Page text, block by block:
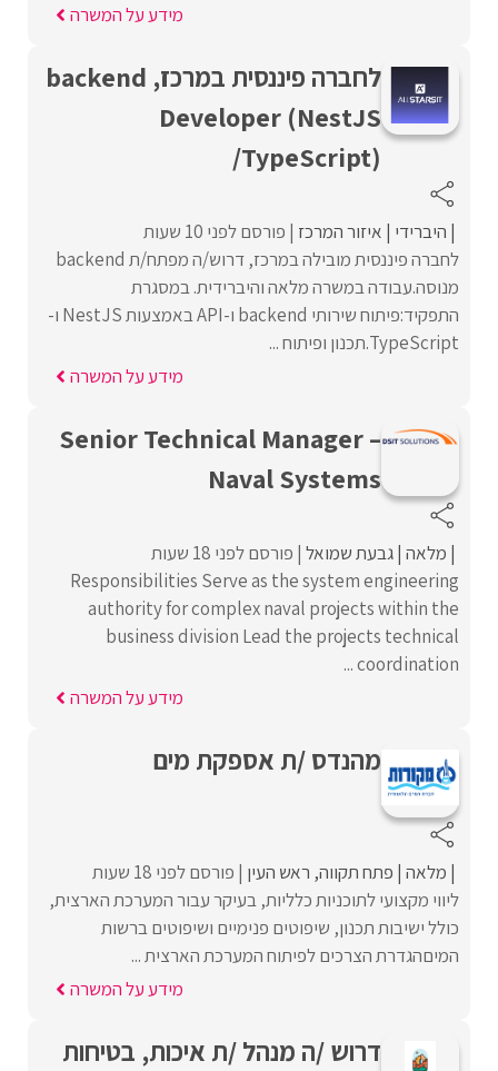
מידע על המשרה
לחברה פיננסית במרכז, backend
Developer (NestJS
/TypeScript)
היברידי איזור המרכז פורסם לפני 10 שעות
לחברה פיננסית מובילה במרכז, דרוש/ה מפתח/ת backend
מנוסה.עבודה במשרה מלאה והיברידית. במסגרת
התפקיד:פיתוח שירותי backend ו-API באמצעות NestJS ו-
TypeScript.תכנון ופיתוח ...
מידע על המשרה
Senior Technical Manager –
Naval Systems
מלאה גבעת שמואל פורסם לפני 18 שעות
Responsibilities Serve as the system engineering
authority for complex naval projects within the
business division Lead the projects technical
coordination ...
מידע על המשרה
מהנדס /ת אספקת מים
מלאה פתח תקווה ראש העין פורסם לפני 18 שעות
ליווי מקצועי לתוכניות כלליות, בעיקר עבור המערכת הארצית,
כולל ישיבות תכנון, שיפוטים פנימיים ושיפוטים ברשות
המיםהגדרת הצרכים לפיתוח המערכת הארצית ...
מידע על המשרה
דרוש /ה מנהל /ת איכות, בטיחות